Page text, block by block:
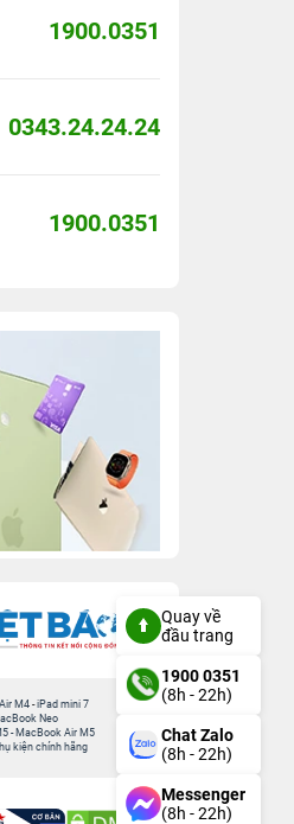
1900.0351
0343.24.24.24
1900.0351
M4-iPad mini 7
Neo
- MacBook Air M5
kiện chính hãng
Quay về
đầu trang
1900 0351
(8h - 22h)
Chat Zalo
(8h - 22h)
Messenger
(8h - 22h)